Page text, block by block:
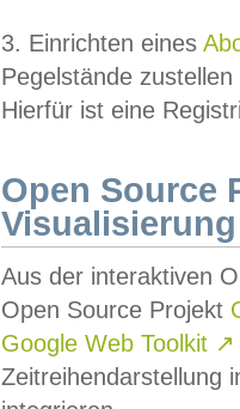
3. Einrichten eines
Pegelstände
Hierfür ist eine
Open Source
Visualisierung
Aus der interaktiven
Open Source Projekt
Google Web Toolkit ↗
Zeitreihendarstellung